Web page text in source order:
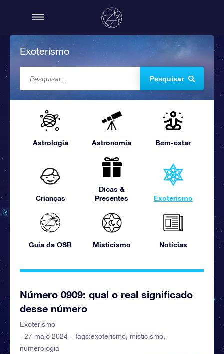
Exoterismo
Pesquisar
Astrologia Astronomia Bem-estar
Crianças
Dicas &
Presentes
Exoterismo
Guia da OSR Misticismo Notícias
Número 0909: qual o real significado
desse número
Exoterismo
- 27 maio 2024 - Tags:exoterismo misticismo
numerologia